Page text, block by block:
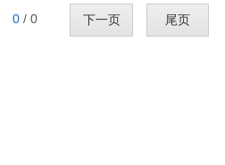
0/ 0 下一页 尾页